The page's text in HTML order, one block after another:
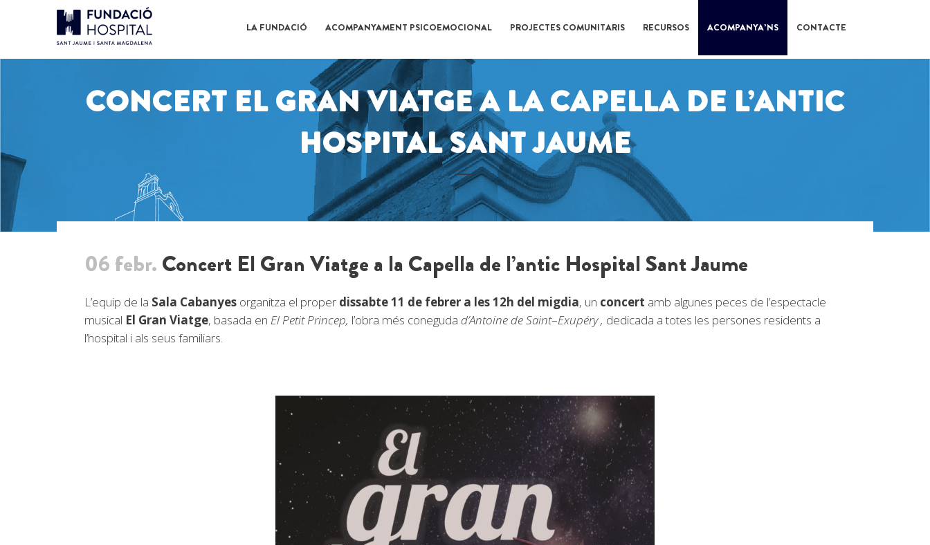
LA FUNDACIÓ ACOMPANYAMENT PSICOEMOCIONAL PROJECTES COMUNITARIS RECURSOS ACOMPANYA’NS CONTACTE
CONCERT EL GRAN VIATGE A LA CAPELLA DE L’ANTIC
HOSPITAL SANT JAUME
06 febr.Concert El Gran Viatge a la Capella de l’antic Hospital Sant Jaume
L’equip de la Sala Cabanyes organitza el proper dissabte 11 de febrer a les 12h del migdia, un concert amb algunes peces de l’espectacle
musical El Gran Viatge, basada en El Petit Princep, l’obra més coneguda d’Antoine de Saint–Exupéry, dedicada a totes les persones residents a
l’hospital i als seus familiars.